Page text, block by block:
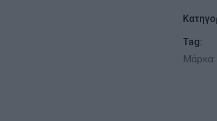
Tag:
Μάρκα: